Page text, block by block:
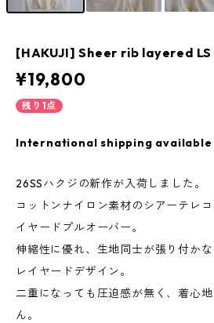
[HAKUJI] Sheer rib layered
¥19,800
残り1点
International shipping available
26SSハクジの新作が入荷しました。
コットンナイロン素材のシアーテレ
イヤードプルオーバー。
伸縮性に優れ、生地同士が張り付か
レイヤードデザイン。
二重になっても圧迫感が無く、着心
ん。